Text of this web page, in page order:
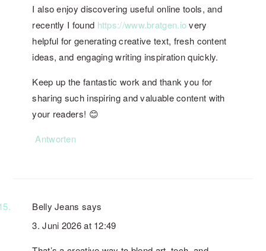
I also enjoy discovering useful online tools, and
recently I found https://www.bratgen.iovery
helpful for generating creative text, fresh content
ideas, and engaging writing inspiration quickly.
Keep up the fantastic work and thank you for
sharing such inspiring and valuable content with
your readers! 😊
Antworten
Belly Jeans says
3. Juni 2026 at 12:49